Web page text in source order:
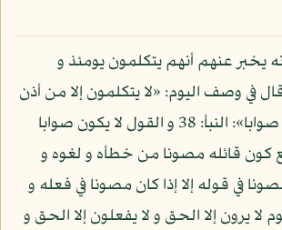
يخبر عنهم أنهم يتكلمون يومئذ و
في وصف اليوم: «لا يتكلمون إلا من أذن
له الرحمن و قال صوابا»: النبأ: 38 و القول لا يكون صوابا
كون قائله مصونا من خطأه و لغوه و
في قوله إلا إذا كان مصونا في فعله و
لا يرون إلا الحق و لا يفعلون إلا الحق و